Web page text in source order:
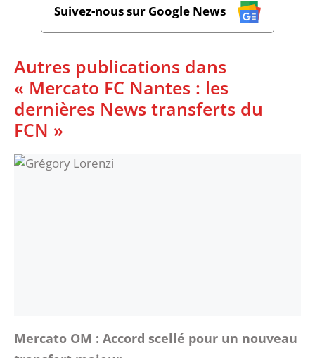
Suivez-nous sur Google News
Autres publications dans
« Mercato FC Nantes : les
dernières News transferts du
FCN »
Mercato OM : Accord scellé pour un nouveau